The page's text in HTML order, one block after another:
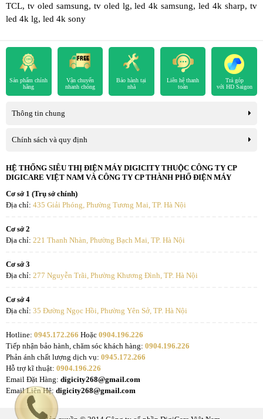
TCL, tv oled samsung, tv oled lg, led 4k samsung, led 4k sharp, tv
led 4k lg, led 4k sony
Sản phẩm chính
hãng
Vận chuyển
nhanh chóng
Bảo hành tại
nhà
Liên hệ thanh
toán
Trả góp
với HD Saigon
Thông tin chung
Chính sách và quy định
HỆ THỐNG SIÊU THỊ ĐIỆN MÁY DIGICITY THUỘC CÔNG TY CP
DIGICARE VIỆT NAM VÀ CÔNG TY CP THÀNH PHỐ ĐIỆN MÁY
Cơ sở 1 (Trụ sở chính)
Địa chỉ: 435 Giải Phóng, Phường Tương Mai, TP. Hà Nội
Cơ sở 2
Địa chỉ: 221 Thanh Nhàn, Phường Bạch Mai, TP. Hà Nội
Cơ sở 3
Địa chỉ: 277 Nguyễn Trãi, Phường Khương Đình, TP. Hà Nội
Cơ sở 4
Địa chỉ: 35 Đường Ngọc Hồi, Phường Yên Sở, TP. Hà Nội
Hotline: 0945.172.266 Hoặc 0904.196.226
Tiếp nhận bảo hành, chăm sóc khách hàng: 0904.196.226
Phản ánh chất lượng dịch vụ: 0945.172.266
Hỗ trợ kĩ thuật: 0904.196.226
Email Đặt Hàng: digicity268@gmail.com
Email Liên Hệ: digicity268@gmail.com